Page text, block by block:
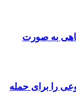
به صورت
را برای حمله